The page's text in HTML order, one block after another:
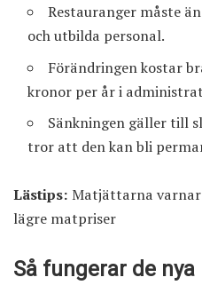
Restauranger måste
och utbilda personal.
Förändringen kostar
kronor per år i
Sänkningen gäller till
tror att den kan bli
Lästips: Matjättarna
lägre matpriser
Så fungerar de